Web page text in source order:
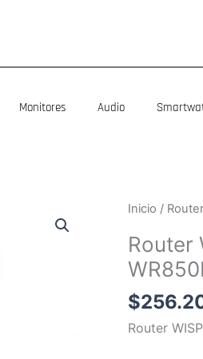
Monitores Audio
Inicio /
Router
$
Router
Router
Inalámbrico
TP-
LINK
TL-
WR850N